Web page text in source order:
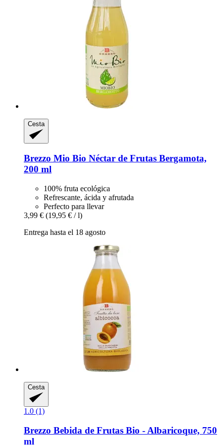
Cesta
Brezzo Mio Bio Néctar de Frutas Bergamota,
200 ml
100% fruta ecológica
Refrescante, ácida y afrutada
Perfecto para llevar
3,99 € (19,95 € / l)
Entrega hasta el 18 agosto
Cesta
1.0 (1)
Brezzo Bebida de Frutas Bio -​ Albaricoque, 750
ml